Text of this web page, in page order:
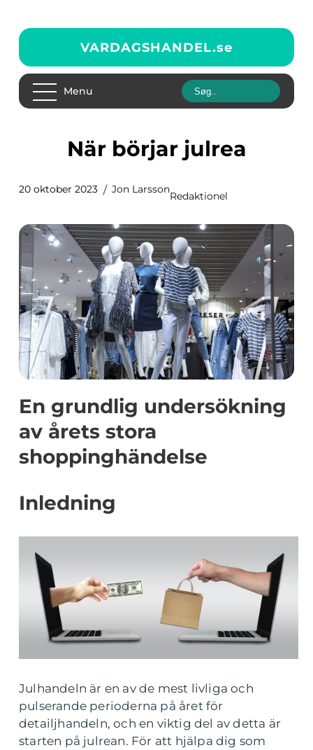
VARDAGSHANDEL.se
Menu
När börjar julrea
20 oktober 2023 Jon Larsson
Redaktionel
En grundlig undersökning
av årets stora
shoppinghändelse
Inledning
Julhandeln är en av de mest livliga och
pulserande perioderna på året för
detailjhandeln, och en viktig del av detta är
starten på julrean. För att hjälpa dig som